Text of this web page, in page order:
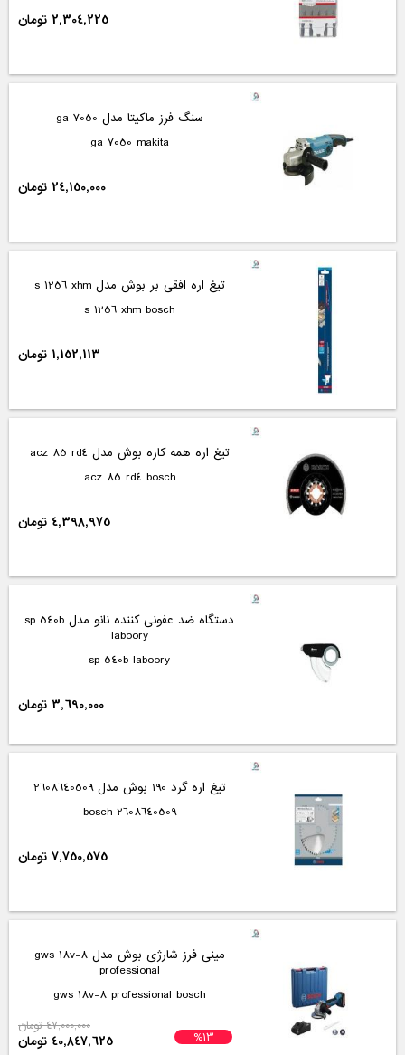
2,304,225 تومان
سنگ فرز ماکیتا مدل ga 7050
ga 7050 makita
24,150,000 تومان
تیغ اره افقی بر بوش مدل s 1256 xhm
s 1256 xhm bosch
1,152,113 تومان
تیغ اره همه کاره بوش مدل acz 85 rd4
acz 85 rd4 bosch
4,398,975 تومان
دستگاه ضد عفونی کننده نانو مدل sp 540b
laboory
sp 540b laboory
3,690,000 تومان
تیغ اره گرد 190 بوش مدل 2608640509
2608640509 bosch
7,750,575 تومان
مینی فرز شارژی بوش مدل gws 18v-8
professional
gws 18v-8 professional bosch
%13
47,000,000 تومان
40,847,625 تومان